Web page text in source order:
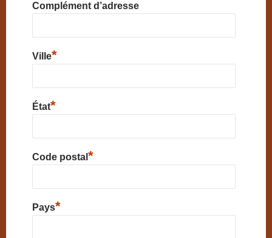
Complément d’adresse
Ville*
État*
Code postal *
Pays*